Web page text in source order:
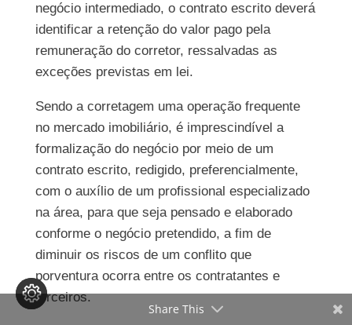
negócio intermediado, o contrato escrito deverá
identificar a retenção do valor pago pela
remuneração do corretor, ressalvadas as
exceções previstas em lei.
Sendo a corretagem uma operação frequente
no mercado imobiliário, é imprescindível a
formalização do negócio por meio de um
contrato escrito, redigido, preferencialmente,
com o auxílio de um profissional especializado
na área, para que seja pensado e elaborado
conforme o negócio pretendido, a fim de
diminuir os riscos de um conflito que
porventura ocorra entre os contratantes e
terceiros.
Share This